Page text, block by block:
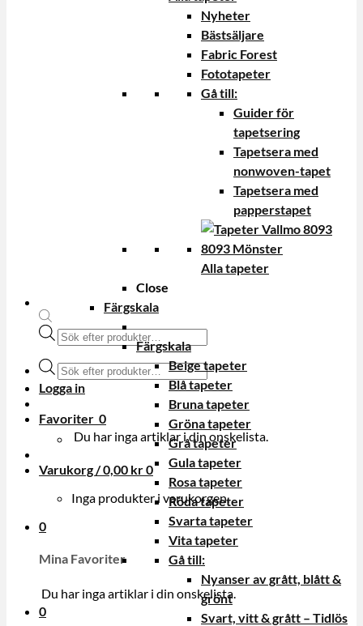
Produktsökning
Produktsökning
Logga in
Favoriter 0
Du har inga artiklar i din onskelista.
Varukorg /0,00 kr0
Inga produkter i varukorgen.
0
Mina Favoriter
Du har inga artiklar i din onskelista.
0
Nyheter
Bästsäljare
Fabric Forest
Fototapeter
Gå till:
Guider för
tapetsering
Tapetsera med
nonwoven-tapet
Tapetsera med
papperstapet
Alla tapeter
Close
Färgskala
Färgskala
Beige tapeter
Blå tapeter
Bruna tapeter
Gröna tapeter
Grå tapeter
Gula tapeter
Rosa tapeter
Röda tapeter
Svarta tapeter
Vita tapeter
Gå till:
Nyanser av grått, blått &
grönt
Svart, vitt & grått – Tidlös